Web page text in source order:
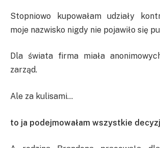
Stopniowo kupowałam udziały
moje nazwisko nigdy nie pojawiło się
Dla świata firma miała
zarząd.
Ale za kulisami…
to ja podejmowałam wszystkie